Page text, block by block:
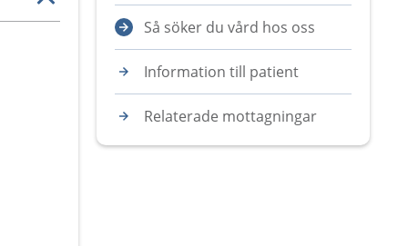
Så söker du vård hos oss
Information till patient
Relaterade mottagningar